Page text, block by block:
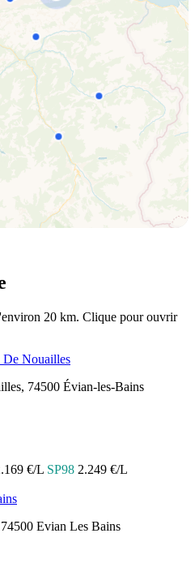
20 km. Clique pour ouvrir
Nouailles
74500 Évian-les-Bains
€/L SP98 2.249 €/L
Evian Les Bains